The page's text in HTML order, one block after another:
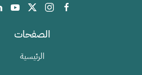
الصفحات
الرئيسية